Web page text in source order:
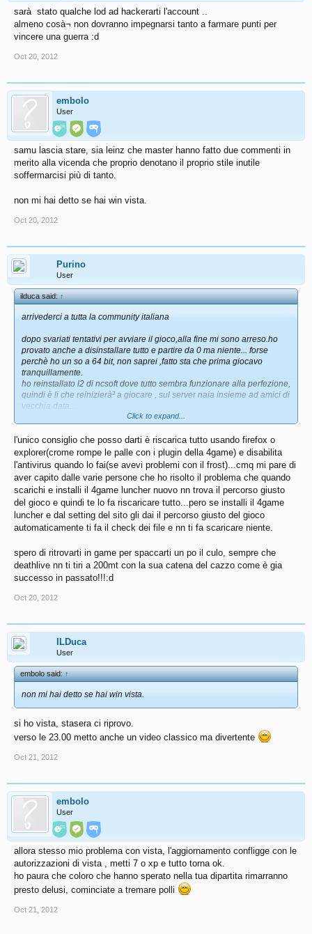
sarà stato qualche lod ad hackerarti l'account ..
almeno cosà¬ non dovranno impegnarsi tanto a farmare punti per
vincere una guerra :d
Oct 20, 2012
embolo
User
samu lascia stare, sia leinz che master hanno fatto due commenti in
merito alla vicenda che proprio denotano il proprio stile inutile
soffermarcisi più di tanto.
non mi hai detto se hai win vista.
Oct 20, 2012
Purino
User
ilduca said:↑
arrivederci a tutta la community italiana
dopo svariati tentativi per avviare il gioco,alla fine mi sono arreso.ho
provato anche a disinstallare tutto e partire da 0 ma niente... forse
perchè ho un so a 64 bit, non saprei ,fatto sta che prima giocavo
tranquillamente.
ho reinstallato l2 di ncsoft dove tutto sembra funzionare alla perfezione,
quindi è li che reinizierà² a giocare , sul server naia insieme ad amici di
vecchia data..
al clan arcania devo un grazie di cuore,per tutto il tempo trascorso
conosciuto e di aver giocato con voi :d anzi vi vorrei portare tutti con me
xd
p.s. mi troverete qui sul forum di tanto in tanto
ciao a tutti amici di core
Click to expand...
l'unico consiglio che posso darti è riscarica tutto usando firefox o
explorer(crome rompe le palle con i plugin della 4game) e disabilita
l'antivirus quando lo fai(se avevi problemi con il frost)...cmq mi pare di
aver capito dalle varie persone che ho risolto il problema che quando
scarichi e installi il 4game luncher nuovo nn trova il percorso giusto
del gioco e quindi te lo fa riscaricare tutto...pero se installi il 4game
luncher e dal setting del sito gli dai il percorso giusto del gioco
automaticamente ti fa il check dei file e nn ti fa scaricare niente.
spero di ritrovarti in game per spaccarti un po il culo, sempre che
deathlive nn ti tiri a 200mt con la sua catena del cazzo come è gia
successo in passato!!!:d
Oct 20, 2012
ILDuca
User
embolo said:↑
non mi hai detto se hai win vista.
si ho vista, stasera ci riprovo.
verso le 23.00 metto anche un video classico ma divertente
Oct 21, 2012
embolo
User
allora stesso mio problema con vista, l'aggiornamento confligge con le
autorizzazioni di vista , metti 7 o xp e tutto torna ok.
ho paura che coloro che hanno sperato nella tua dipartita rimarranno
presto delusi, cominciate a tremare polli
Oct 21, 2012